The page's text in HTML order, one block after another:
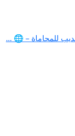
للمحاماة – 🌐 ...